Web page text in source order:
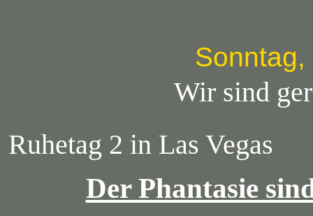
Wir sind
Ruhetag 2 in Las Vegas
Der Phantasie